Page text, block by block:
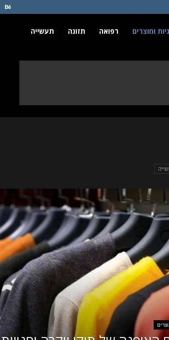
ומוצרים רפואה תזונה תעשייה